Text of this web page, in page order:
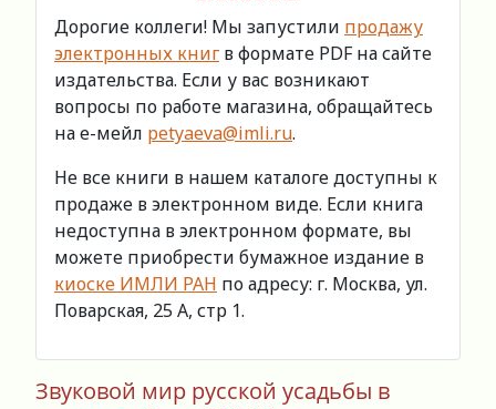
Дорогие коллеги! Мы запустили продажу
электронных книг в формате PDF на сайте
издательства. Если у вас возникают
вопросы по работе магазина, обращайтесь
на е-мейл petyaeva@imli.ru.
Не все книги в нашем каталоге доступны к
продаже в электронном виде. Если книга
недоступна в электронном формате, вы
можете приобрести бумажное издание в
киоске ИМЛИ РАН по адресу: г. Москва, ул.
Поварская, 25 А, стр 1.
Звуковой мир русской усадьбы в